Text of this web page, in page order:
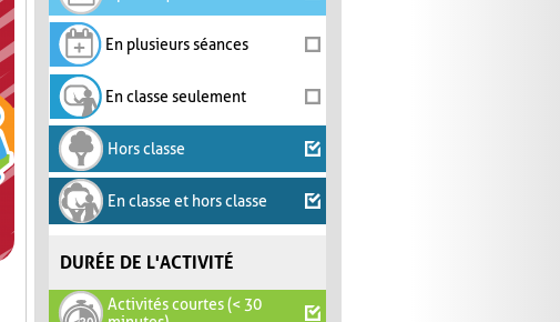
En plusieurs séances
En classe seulement
Hors classe
En classe et hors classe
DURÉE DE L'ACTIVITÉ
Activités courtes (< 30